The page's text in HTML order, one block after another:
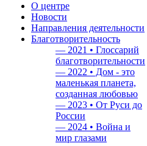
О центре
Новости
Направления деятельности
Благотворительность
— 2021 • Глоссарий
благотворительности
— 2022 • Дом - это
маленькая планета,
созданная любовью
— 2023 • От Руси до
России
— 2024 • Война и
мир глазами